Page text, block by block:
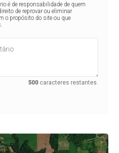
é de responsabilidade de quem
de reprovar ou eliminar
o propósito do site ou que
500 caracteres restantes.